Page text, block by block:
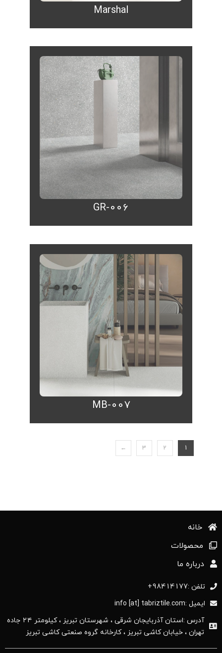
Marshal
GR-006
MB-007
1
2
3
←
خانه
محصولات
درباره ما
تلفن :98414177+
ایمیل :info [at] tabriztile.com
آدرس :استان آذربایجان ‌شرقی ، شهرستان تبریز ، کیلومتر ۲۴ جاده
تهران ، خیابان کاشی تبریز ، کارخانه گروه صنعتی کاشی تبریز